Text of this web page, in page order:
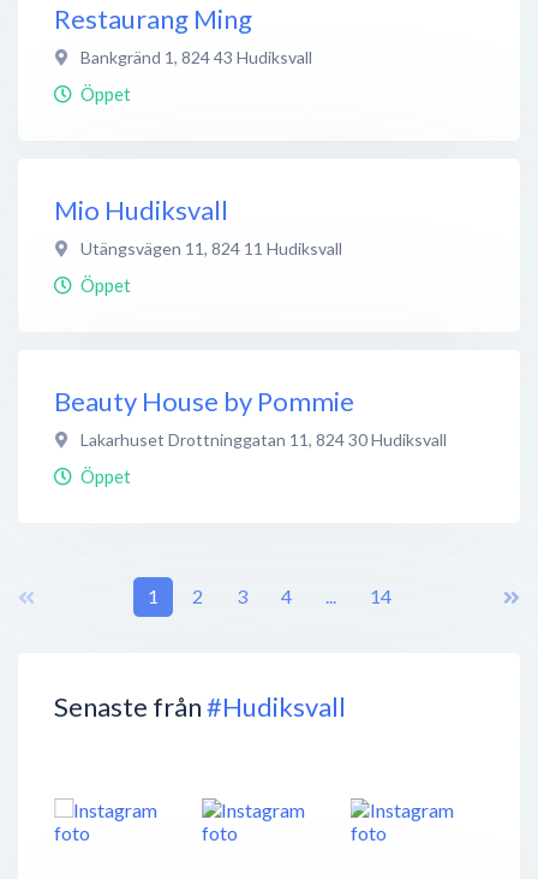
Senaste från#Hudiksvall
Restaurang Ming
Bankgränd 1, 824 43 Hudiksvall
Öppet
Mio Hudiksvall
Utängsvägen 11, 824 11 Hudiksvall
Öppet
Beauty House by Pommie
Lakarhuset Drottninggatan 11, 824 30Hudiksvall
Öppet
1 2 3 4 ... 14